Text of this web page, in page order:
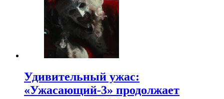
Удивительный ужас:
«Ужасающий-3» продолжает